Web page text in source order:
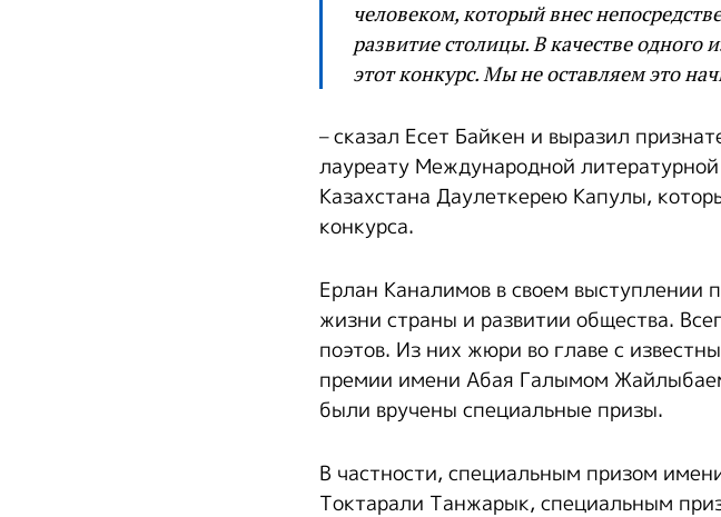
человеком, который внес
развитие столицы. В качестве одного
этот конкурс. Мы не оставляем это
– сказал Есет Байкен и выразил
лауреату Международной
Казахстана Даулеткерею Капулы,
конкурса.
Ерлан Каналимов в своем выступлении
жизни страны и развитии общества.
поэтов. Из них жюри во главе с
премии имени Абая Галымом
были вручены специальные призы.
В частности, специальным призом
Токтарали Танжарык, специальным